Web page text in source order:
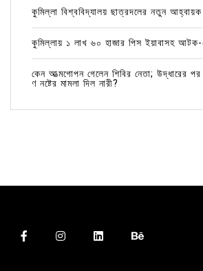
কুমিল্লা বিশ্ববিদ্যালয় ছাত্রদলের নতুন আহ্বায়ক
কুমিল্লায় ১ লাখ ৬০ হাজার পিস ইয়াবাসহ
কেন আত্মগোপন গেলেন শিবির নেতা; উদ্ধারের
ণ নষ্টের মামলা দিল নারী?